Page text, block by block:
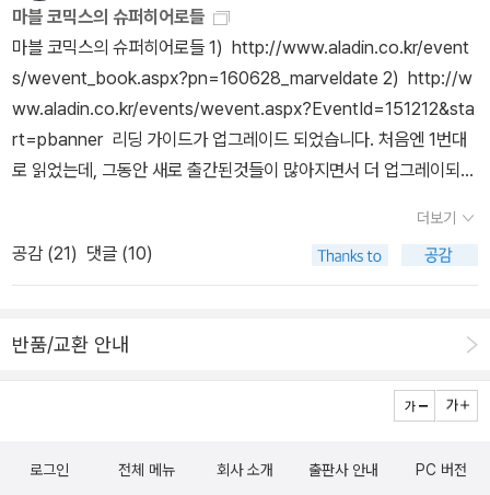
다.책의 그림을 더 크게, 자세히 보고 싶다는 독자들의 요청에 화답,
책 크기를 두 배 가까이 키우고 고급 인쇄 용지를 사용하여 원화에 가
까운 색감과 펜 선을 살려 제작했다. 또한 작가가 직접 고른 컬러로 책
커버용 패브릭을 특별 염색하는 등 완성도 있는 만듦새로 소장 가치
를 높였다. 또한 이미경 작가의 구멍가게 대표작에 <동전 하나로도
행복했던 구멍가게의 날들> 출간 이후 작업한 신작 14점을 수록하여
감동을 더하고 작가의 20년 작품 세계를 한눈에 조망할 수 있게 편집
데어데블은 1964년 마블 코믹스의
히어로 반열에 우뚝 섰다. 프랭크 밀러는 인지도가 낮은 캐릭터이던
데어데블을 순식간에 인기 히어로로 각인시키며 만화계에 큰 반향을
불러 일으켰다. 이번 권에서는 헬스키친을 평정한 지하 조직의 보스
체가 맷 머독이라는 사실이 일간지에 폭로된다. 궁지에 몰린 상황에
하 조직의 보스 킹핀이 조직원들의 배신으로 밀려나고 그 혼란 와중
에 데어데블의 정체가 맷 머독이라는 사실이 일간지에 폭로된다. 궁
지에 몰린 상황에서도 두려움 없이 맞서는 히어로의 모습이 그려진
다. 매회 가슴 설레는 명대사와 명장면을 쏟아낸 드라마. 김은숙
작가 특유의 매력적인 캐릭터, 감각적인 대사 그리고 전통 설화에 모
티브를 둔 도깨비라는 독특한 소재는 시선을 사로잡기에 충분했다.
남기고 간 드라마 [도깨비]의 포토에세이가 출간되었다. < 도깨비 포
토에세이>는 시청자들의 특별한 사랑을 받았던 명장면과 명대사를
엄선하여, 드라마 현장을 직접 촬영한 미공개 스틸컷을 중심으로 구
스케일의 서사를 모두 담기 위해 특별히 3부에 걸친 주제별 구성으로
만화카페에서 초반에 읽어보 한권씩 모아서 읽어보는 '도로헤도로'진
짜 진흙탕같은 만화~ 내가 좋아하는 SF만화. 게다가 4권이 완결
이라서 다행입니다.^^ 소설 : 허무맹랑한 이야기라도 그 속에 삶
이 있어 읽는 동안 즐거워요. 내가 가장 좋아하는 책읽기 스타
일, 탐독. 기타 : 가끔씩 소설이 아닌, 소장용으로나 선물용
으로 함께 읽는 스타일 영어책 : 읽
지 않은 영어책이 많아서 되도록 구입을 자제하지만 가끔씩 번역이
되지 않은 책이라든지, 영어책이 재미있을것 같을때 구입합니다. 국
======================================
======================================
=================== 선물 한 책들 - 선물로 구입한 책
마블 코믹스의 슈퍼히어로들
마블 코믹스의 슈퍼히어로들 1) http://www.aladin.co.kr/event
s/wevent_book.aspx?pn=160628_marveldate 2) http://w
ww.aladin.co.kr/events/wevent.aspx?EventId=151212&sta
rt=pbanner 리딩 가이드가 업그레이드 되었습니다. 처음엔 1번대
로 읽었는데, 그동안 새로 출간된것들이 많아지면서 더 업그레이되어
을때 도움이 될까해서 페이퍼 작성중.페이퍼를 작성하면 '배트맨'과
'슈퍼맨'이 없다는 것을 깨달았어요. 두 만화는 마블 코믹스가 아닌
가?? 찾아봐야하는데 귀찮아서 우선 패쓰했어요. ㅎㅎ 여러 캐릭터
갑니다.페이퍼에 담고 보니 많은 책들이 출간되고 출간 예정이군
요. 암튼 시리즈를 구입해서 보려면 휘청할듯.마블 코믹스만 빌려 볼
수 있는 곳이 있었으면 좋겠어요. ^^ 출간일은 최근에 가까운데 이
매력적인지는 모르겠지만, 영화속 배우는 매력적입니다. ^^ (읽은후)
더보기
공감 (21) 댓글 (10)
반품/교환 안내
로그인 전체 메뉴 회사 소개 출판사 안내 PC 버전